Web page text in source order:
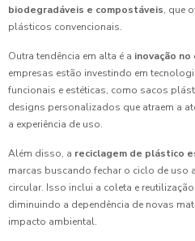
biodegradáveis e compostáveis, que
plásticos convencionais.
Outra tendência em alta é a inovação
empresas estão investindo em
funcionais e estéticas, como sacos
designs personalizados que atraem a
a experiência de uso.
Além disso, a reciclagem de plástico
marcas buscando fechar o ciclo de uso
circular. Isso inclui a coleta e
diminuindo a dependência de novas
impacto ambiental.